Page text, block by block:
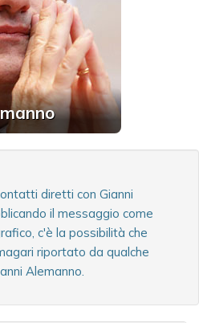
diretti con Gianni
il messaggio come
c'è la possibilità che
riportato da qualche
Alemanno.